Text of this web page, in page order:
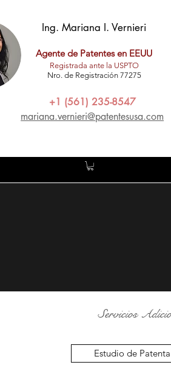
Ing. Mariana I. Vernieri
Agente de Patentes en EEUU
Registrada ante la USPTO
Nro. de Registración 77275
+1 (561) 235-8547
mariana.vernieri@patentesusa.com
Servicios
Estudio de